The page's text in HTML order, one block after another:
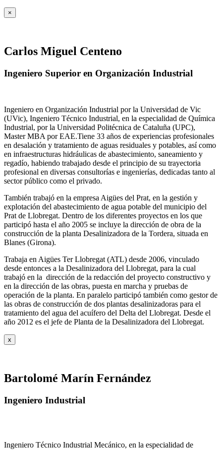
×
Carlos Miguel Centeno
Ingeniero Superior en Organización Industrial
Ingeniero en Organización Industrial por la Universidad de Vic
(UVic), Ingeniero Técnico Industrial, en la especialidad de Química
Industrial, por la Universidad Politécnica de Cataluña (UPC),
Master MBA por EAE.Tiene 33 años de experiencias profesionales
en desalación y tratamiento de aguas residuales y potables, así como
en infraestructuras hidráulicas de abastecimiento, saneamiento y
regadío, habiendo trabajado desde el principio de su trayectoria
profesional en diversas consultorías e ingenierías, dedicadas tanto al
sector público como el privado.
También trabajó en la empresa Aigües del Prat, en la gestión y
explotación del abastecimiento de agua potable del municipio del
Prat de Llobregat. Dentro de los diferentes proyectos en los que
participó hasta el año 2005 se incluye la dirección de obra de la
construcción de la planta Desalinizadora de la Tordera, situada en
Blanes (Girona).
Trabaja en Aigües Ter Llobregat (ATL) desde 2006, vinculado
desde entonces a la Desalinizadora del Llobregat, para la cual
trabajó en la dirección de la redacción del proyecto constructivo y
en la dirección de las obras, puesta en marcha y pruebas de
operación de la planta. En paralelo participó también como gestor de
las obras de construcción de dos plantas desalinizadoras para el
tratamiento del agua del acuífero del Delta del Llobregat. Desde el
año 2012 es el jefe de Planta de la Desalinizadora del Llobregat.
x
Bartolomé Marín Fernández
Ingeniero Industrial
Ingeniero Técnico Industrial Mecánico, en la especialidad de